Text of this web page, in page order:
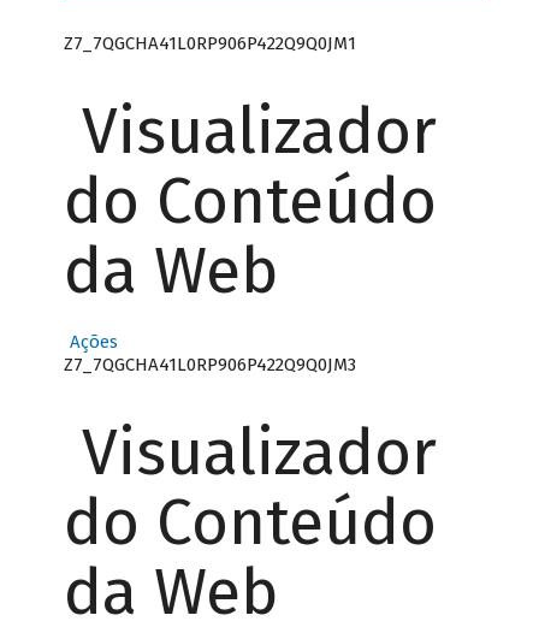
Z7_7QGCHA41L0RP906P422Q9Q0JM1
Visualizador
do Conteúdo
da Web
Ações
Z7_7QGCHA41L0RP906P422Q9Q0JM3
Visualizador
do Conteúdo
da Web